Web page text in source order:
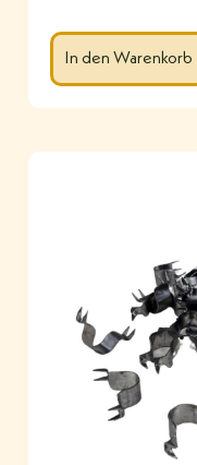
In den Warenkorb